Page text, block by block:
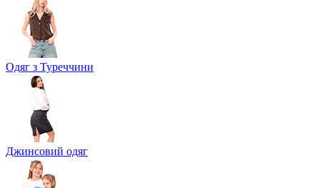
Одяг з Туреччини
Джинсовий одяг